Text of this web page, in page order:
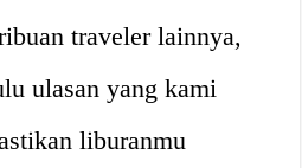
traveler lainnya,
ulasan yang kami
liburanmu